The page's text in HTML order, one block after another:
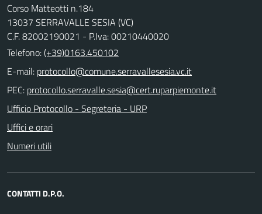
Corso Matteotti n.184
13037 SERRAVALLE SESIA (VC)
C.F. 82002190021 - P.Iva: 00210440020
Telefono:(+39)0163.450102
E-mail:
PEC:
Ufficio Protocollo - Segreteria - URP
Uffici e orari
Numeri utili
CONTATTI D.P.O.